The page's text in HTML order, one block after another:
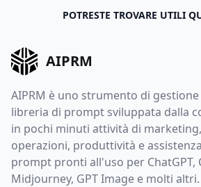
POTRESTE TROVARE UTILI
AIPRM
AIPRM è uno strumento di
libreria di prompt sviluppata dalla
in pochi minuti attività di
operazioni, produttività e
prompt pronti all'uso per ChatGPT,
Midjourney, GPT Image e molti altri.